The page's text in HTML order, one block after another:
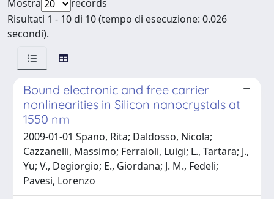
Mostra
records
Risultati 1 - 10 di 10 (tempo di esecuzione: 0.026
secondi).
Bound electronic and free carrier
nonlinearities in Silicon nanocrystals at
1550 nm
2009-01-01 Spano, Rita; Daldosso, Nicola;
Cazzanelli, Massimo; Ferraioli, Luigi; L., Tartara; J.,
Yu; V., Degiorgio; E., Giordana; J. M., Fedeli;
Pavesi, Lorenzo